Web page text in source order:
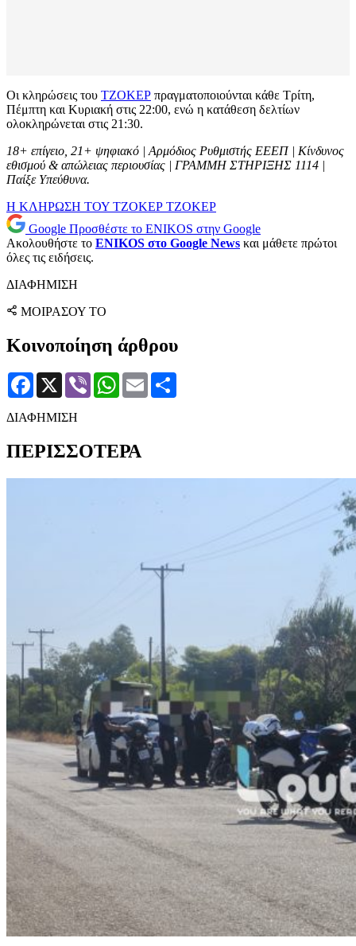
Οι κληρώσεις του ΤΖΟΚΕΡ πραγματοποιούνται κάθε Τρίτη,
Πέμπτη και Κυριακή στις 22:00, ενώ η κατάθεση δελτίων
ολοκληρώνεται στις 21:30.
18+ επίγειο, 21+ ψηφιακό | Αρμόδιος Ρυθμιστής ΕΕΕΠ | Κίνδυνος
εθισμού & απώλειας περιουσίας | ΓΡΑΜΜΗ ΣΤΗΡΙΞΗΣ 1114 |
Παίξε Υπεύθυνα.
Η ΚΛΗΡΩΣΗ ΤΟΥ ΤΖΟΚΕΡ ΤΖΟΚΕΡ
Google Προσθέστε το ENIKOS στην Google
Ακολουθήστε το ENIKOS στο Google News και μάθετε πρώτοι
όλες τις ειδήσεις.
ΔΙΑΦΗΜΙΣΗ
ΜΟΙΡΑΣΟΥ ΤΟ
Κοινοποίηση άρθρου
Facebook
X Viber WhatsApp
Email
ΔΙΑΦΗΜΙΣΗ
ΠΕΡΙΣΣΟΤΕΡΑ